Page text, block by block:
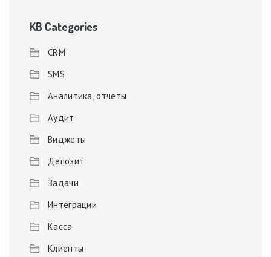
KB Categories
CRM
SMS
Аналитика, отчеты
Аудит
Виджеты
Депозит
Задачи
Интеграции
Касса
Клиенты